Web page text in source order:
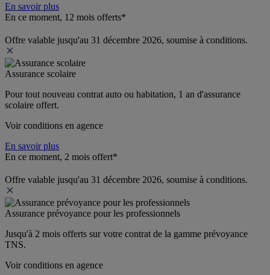
En savoir plus
En ce moment, 12 mois offerts*
Offre valable jusqu'au 31 décembre 2026, soumise à conditions.
Assurance scolaire
Pour tout nouveau contrat auto ou habitation, 1 an d'assurance
scolaire offert.
Voir conditions en agence
En savoir plus
En ce moment, 2 mois offert*
Offre valable jusqu'au 31 décembre 2026, soumise à conditions.
Assurance prévoyance pour les professionnels
Jusqu'à 2 mois offerts sur votre contrat de la gamme prévoyance
TNS.
Voir conditions en agence